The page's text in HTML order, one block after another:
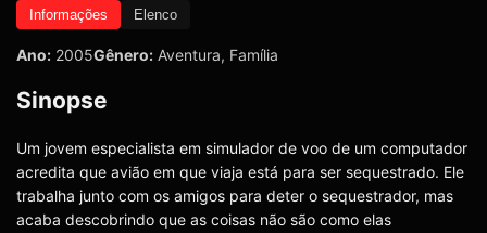
Informações Elenco
Ano: 2005Gênero: Aventura, Família
Sinopse
Um jovem especialista em simulador de voo de um computador
acredita que avião em que viaja está para ser sequestrado. Ele
trabalha junto com os amigos para deter o sequestrador, mas
acaba descobrindo que as coisas não são como elas